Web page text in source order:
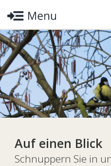
Auf einen Blick
Schnuppern Sie in